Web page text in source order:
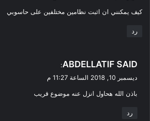
ل
كيف يمكنني ان اثبت نظامين مختلفين على حاسوبي
رد
ي
ل
ABDELLATIF SAID
:
ديسمبر 10, 2018 الساعة 11:27 م
باذن الله هحاول انزل عنه موضوع قريب
رد